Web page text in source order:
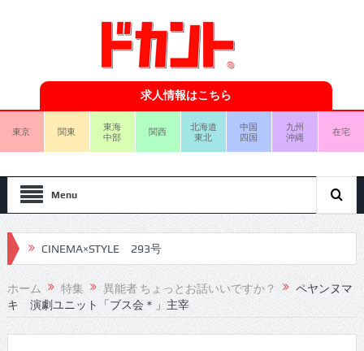
求人情報はこちら
東京 関東
東海
中部
関西
北海道
東北
中国
四国
九州
沖縄
在宅
Menu
CINEMA×STYLE 293号
CINEMA×STYLE 292号
CINEMA×STYLE 291号
ホーム 特集 異能者 ちょっとお話いいですか？
ペヤンヌマ
キ 演劇ユニット「ブス会＊」主宰